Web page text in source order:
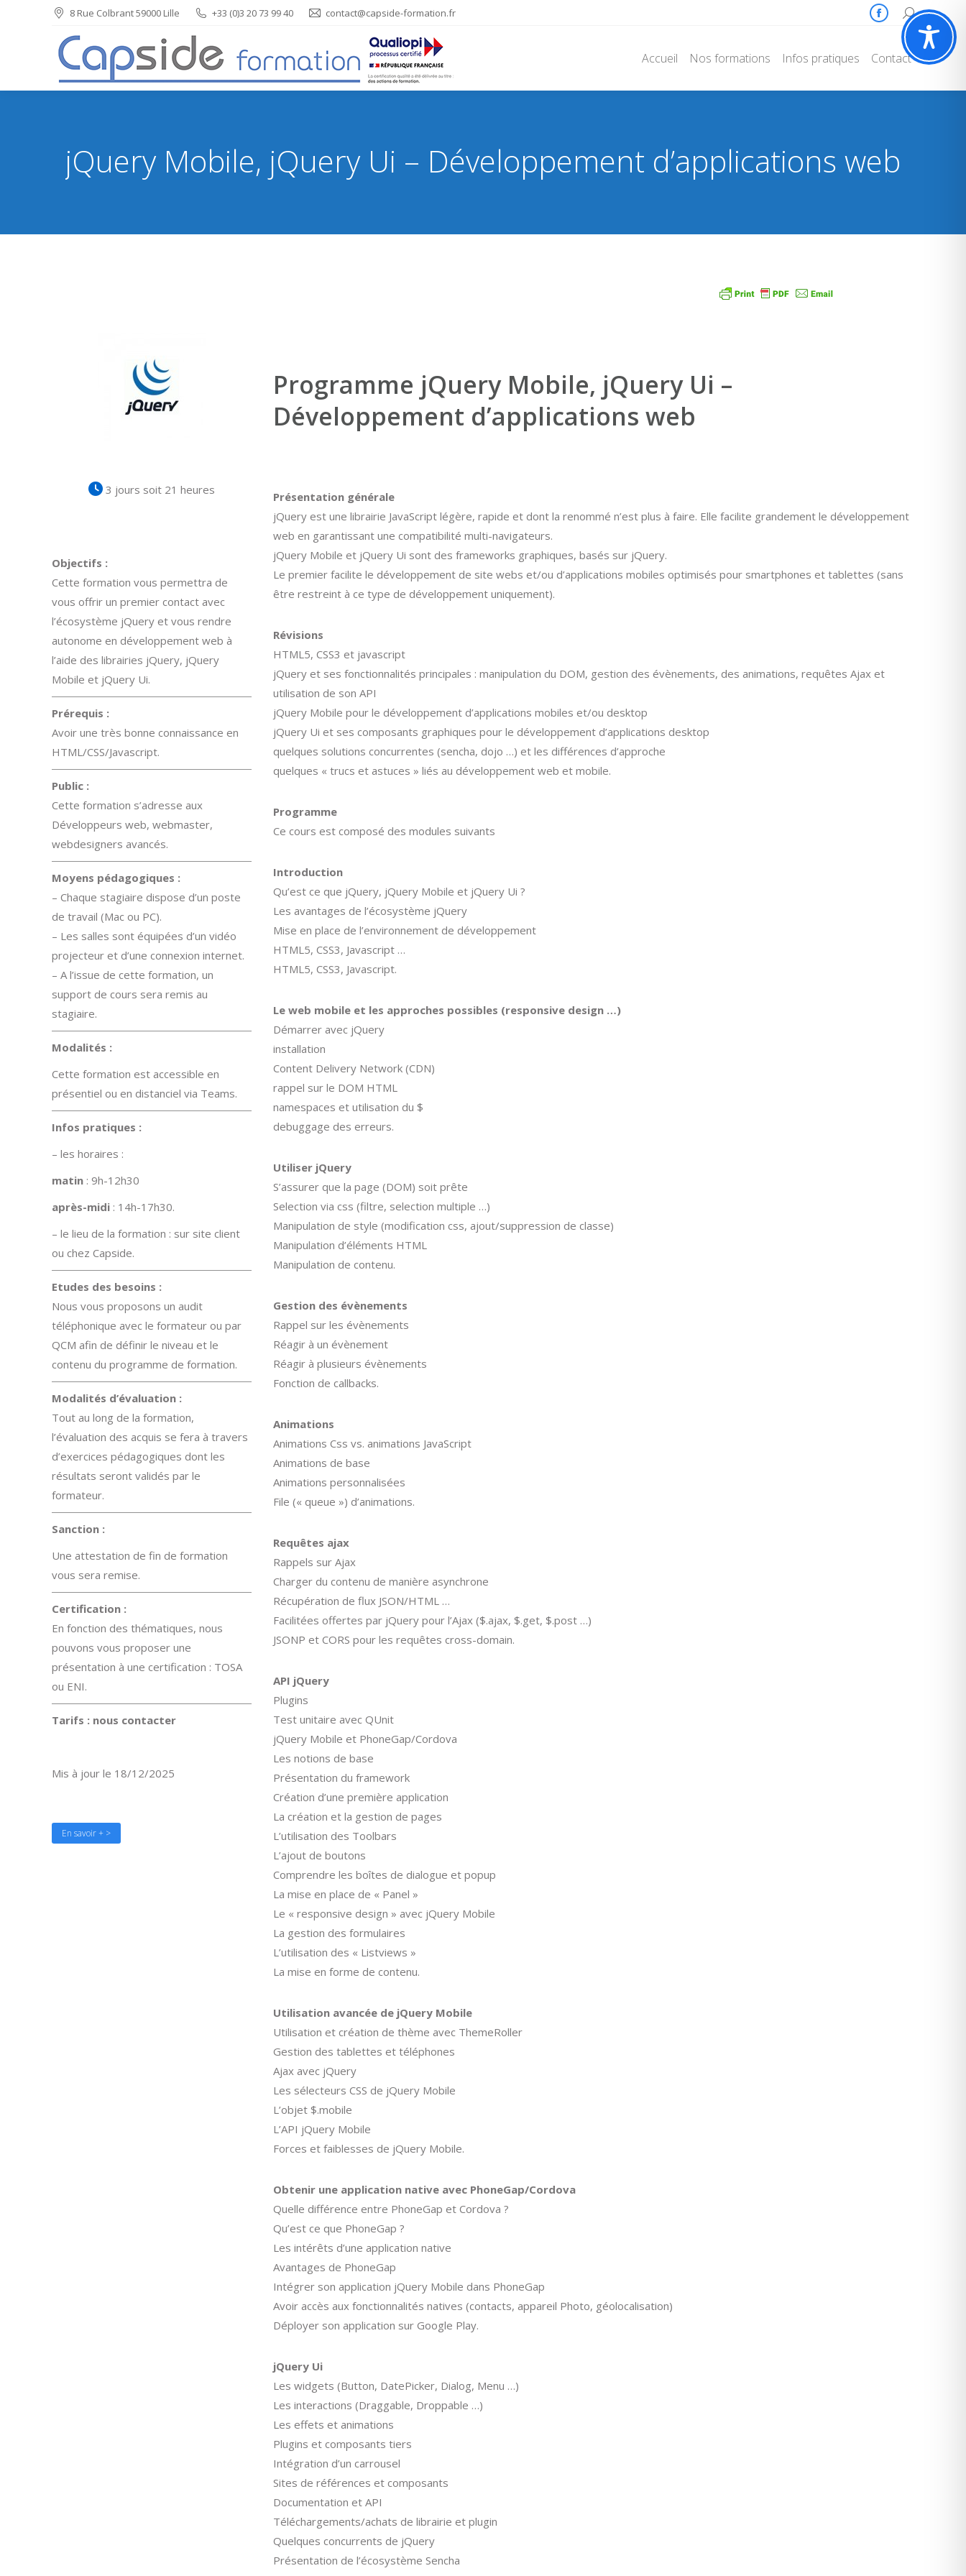
8 Rue Colbrant 59000 Lille +33 (0)3 20 73 99 40 contact@capside-formation.fr
Facebook
page
opens
Search:
Accueil Nos formations Infos pratiques Contact
jQuery Mobile, jQuery Ui – Développement d’applications web
Programme jQuery Mobile, jQuery Ui –
Développement d’applications web
3 jours soit 21 heures
Objectifs :
Cette formation vous permettra de
vous offrir un premier contact avec
l’écosystème jQuery et vous rendre
autonome en développement web à
l’aide des librairies jQuery, jQuery
Mobile et jQuery Ui.
Prérequis :
Avoir une très bonne connaissance en
HTML/CSS/Javascript.
Public :
Cette formation s’adresse aux
Développeurs web, webmaster,
webdesigners avancés.
Moyens pédagogiques :
– Chaque stagiaire dispose d’un poste
de travail (Mac ou PC).
– Les salles sont équipées d’un vidéo
projecteur et d’une connexion internet.
– A l’issue de cette formation, un
support de cours sera remis au
stagiaire.
Modalités :
Cette formation est accessible en
présentiel ou en distanciel via Teams.
Infos pratiques :
– les horaires :
matin : 9h-12h30
après-midi : 14h-17h30.
– le lieu de la formation : sur site client
ou chez Capside.
Etudes des besoins :
Nous vous proposons un audit
téléphonique avec le formateur ou par
QCM afin de définir le niveau et le
contenu du programme de formation.
Modalités d’évaluation :
Tout au long de la formation,
l’évaluation des acquis se fera à travers
d’exercices pédagogiques dont les
résultats seront validés par le
formateur.
Sanction :
Une attestation de fin de formation
vous sera remise.
Certification :
En fonction des thématiques, nous
pouvons vous proposer une
présentation à une certification : TOSA
ou ENI.
Tarifs : nous contacter
Mis à jour le 18/12/2025
En savoir + >
Présentation générale
jQuery est une librairie JavaScript légère, rapide et dont la renommé n’est plus à faire. Elle facilite grandement le développement
web en garantissant une compatibilité multi-navigateurs.
jQuery Mobile et jQuery Ui sont des frameworks graphiques, basés sur jQuery.
Le premier facilite le développement de site webs et/ou d’applications mobiles optimisés pour smartphones et tablettes (sans
être restreint à ce type de développement uniquement).
Révisions
HTML5, CSS3 et javascript
jQuery et ses fonctionnalités principales : manipulation du DOM, gestion des évènements, des animations, requêtes Ajax et
utilisation de son API
jQuery Mobile pour le développement d’applications mobiles et/ou desktop
jQuery Ui et ses composants graphiques pour le développement d’applications desktop
quelques solutions concurrentes (sencha, dojo …) et les différences d’approche
quelques « trucs et astuces » liés au développement web et mobile.
Programme
Ce cours est composé des modules suivants
Introduction
Qu’est ce que jQuery, jQuery Mobile et jQuery Ui ?
Les avantages de l’écosystème jQuery
Mise en place de l’environnement de développement
HTML5, CSS3, Javascript …
HTML5, CSS3, Javascript.
Le web mobile et les approches possibles (responsive design …)
Démarrer avec jQuery
installation
Content Delivery Network (CDN)
rappel sur le DOM HTML
namespaces et utilisation du $
debuggage des erreurs.
Utiliser jQuery
S’assurer que la page (DOM) soit prête
Selection via css (filtre, selection multiple …)
Manipulation de style (modification css, ajout/suppression de classe)
Manipulation d’éléments HTML
Manipulation de contenu.
Gestion des évènements
Rappel sur les évènements
Réagir à un évènement
Réagir à plusieurs évènements
Fonction de callbacks.
Animations
Animations Css vs. animations JavaScript
Animations de base
Animations personnalisées
File (« queue ») d’animations.
Requêtes ajax
Rappels sur Ajax
Charger du contenu de manière asynchrone
Récupération de flux JSON/HTML …
Facilitées offertes par jQuery pour l’Ajax ($.ajax, $.get, $.post …)
JSONP et CORS pour les requêtes cross-domain.
API jQuery
Plugins
Test unitaire avec QUnit
jQuery Mobile et PhoneGap/Cordova
Les notions de base
Présentation du framework
Création d’une première application
La création et la gestion de pages
L’utilisation des Toolbars
L’ajout de boutons
Comprendre les boîtes de dialogue et popup
La mise en place de « Panel »
Le « responsive design » avec jQuery Mobile
La gestion des formulaires
L’utilisation des « Listviews »
La mise en forme de contenu.
Utilisation avancée de jQuery Mobile
Utilisation et création de thème avec ThemeRoller
Gestion des tablettes et téléphones
Ajax avec jQuery
Les sélecteurs CSS de jQuery Mobile
L’objet $.mobile
L’API jQuery Mobile
Forces et faiblesses de jQuery Mobile.
Obtenir une application native avec PhoneGap/Cordova
Quelle différence entre PhoneGap et Cordova ?
Qu’est ce que PhoneGap ?
Les intérêts d’une application native
Avantages de PhoneGap
Intégrer son application jQuery Mobile dans PhoneGap
Avoir accès aux fonctionnalités natives (contacts, appareil Photo, géolocalisation)
Déployer son application sur Google Play.
jQuery Ui
Les widgets (Button, DatePicker, Dialog, Menu …)
Les interactions (Draggable, Droppable …)
Les effets et animations
Plugins et composants tiers
Intégration d’un carrousel
Sites de références et composants
Documentation et API
Téléchargements/achats de librairie et plugin
Quelques concurrents de jQuery
Présentation de l’écosystème Sencha
Accueil Nos formations